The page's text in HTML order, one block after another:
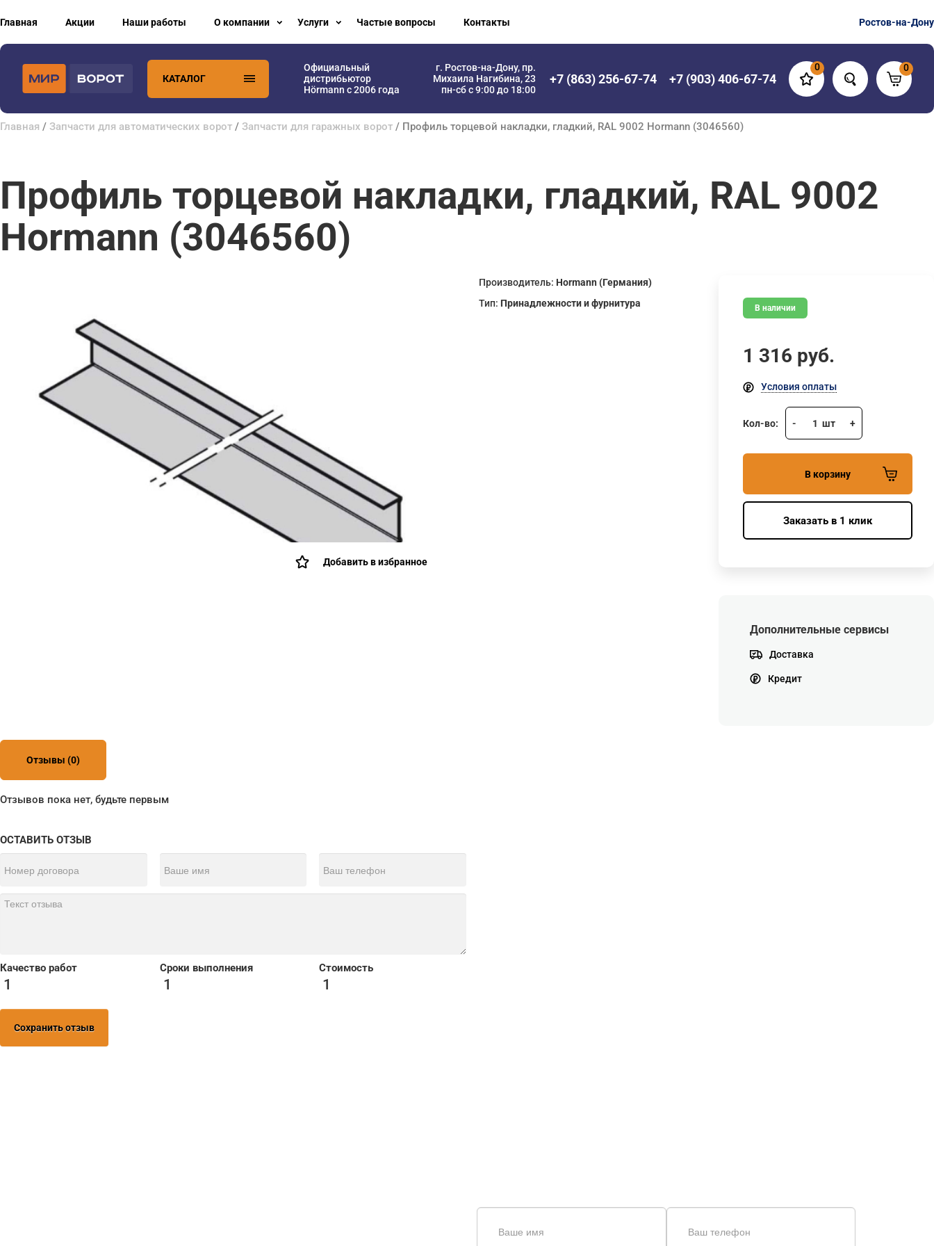
Главная Акции Наши работы О компании Услуги Частые вопросы Контакты Ростов-на-Дону
КАТАЛОГ
Официальный
дистрибьютор
Hörmann с 2006 года
г. Ростов-на-Дону, пр.
Михаила Нагибина, 23
пн-сб с 9:00 до 18:00
+7 (863) 256-67-74 +7 (903) 406-67-74
0 0
Главная / Запчасти для автоматических ворот / Запчасти для гаражных ворот / Профиль торцевой накладки, гладкий, RAL 9002 Hormann (3046560)
Профиль торцевой накладки, гладкий, RAL 9002
Hormann (3046560)
Добавить в избранное
Производитель: Hormann (Германия)
Тип: Принадлежности и фурнитура В наличии
1 316 руб.
Условия оплаты
Кол-во: - 1 шт +
В корзину
Заказать в 1 клик
Дополнительные сервисы
Доставка
Кредит
Отзывы (0)
Отзывов пока нет, будьте первым
ОСТАВИТЬ ОТЗЫВ
Качество работ
1
Сроки выполнения
1
Стоимость
1
Сохранить отзыв